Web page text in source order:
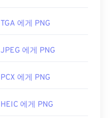
TGA 에게 PNG
JPEG 에게 PNG
PCX 에게 PNG
HEIC 에게 PNG